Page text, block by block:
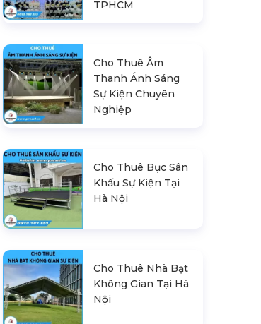
TPHCM
Cho Thuê Âm
Thanh Ánh Sáng
Sự Kiện Chuyên
Nghiệp
Cho Thuê Bục Sân
Khấu Sự Kiện Tại
Hà Nội
Cho Thuê Nhà Bạt
Không Gian Tại Hà
Nội